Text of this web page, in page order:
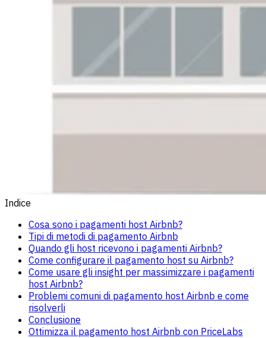
Indice
Cosa sono i pagamenti host Airbnb?
Tipi di metodi di pagamento Airbnb
Quando gli host ricevono i pagamenti Airbnb?
Come configurare il pagamento host su Airbnb?
Come usare gli insight per massimizzare i pagamenti
host Airbnb?
Problemi comuni di pagamento host Airbnb e come
risolverli
Conclusione
Ottimizza il pagamento host Airbnb con PriceLabs